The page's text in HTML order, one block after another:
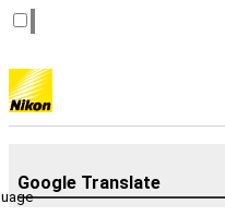
Google Translate